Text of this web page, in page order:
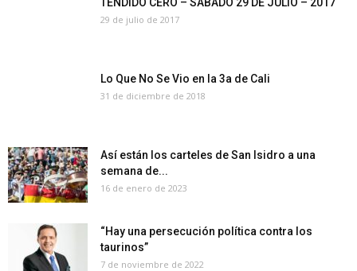
29 de julio de 2017
Lo Que No Se Vio en la 3a de Cali
31 de diciembre de 2018
Así están los carteles de San Isidro a una
semana de...
16 de enero de 2023
“Hay una persecución política contra los
taurinos”
7 de noviembre de 2022